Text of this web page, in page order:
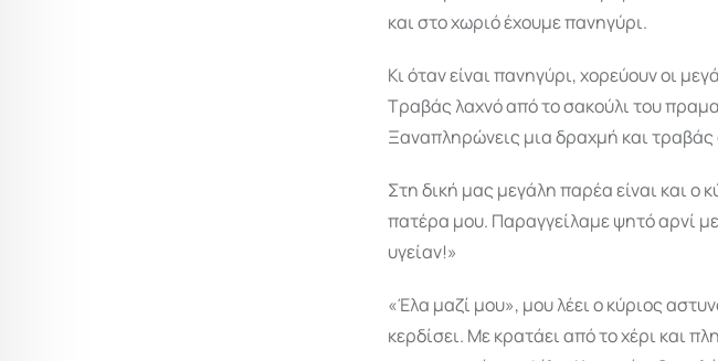
και στο χωριό έχουμε πανηγύρι.
Κι όταν είναι πανηγύρι, χορεύουν οι
Τραβάς λαχνό από το σακούλι του
Ξαναπληρώνεις μια δραχμή και τραβάς
Στη δική μας μεγάλη παρέα είναι και ο
πατέρα μου. Παραγγείλαμε ψητό αρνί
υγείαν!»
«Έλα μαζί μου», μου λέει ο κύριος
κερδίσει. Με κρατάει από το χέρι και